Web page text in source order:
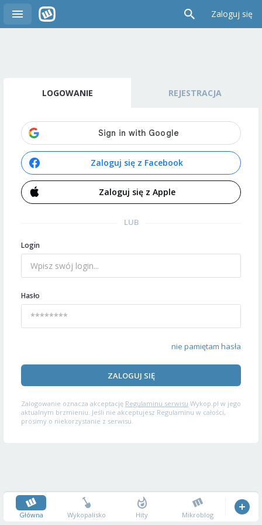
Zaloguj się
LOGOWANIE REJESTRACJA
Zaloguj się z Facebook
Zaloguj się z Apple
LUB
Login
Hasło
nie pamiętam hasła
ZALOGUJ SIĘ
Zalogowanie oznacza akceptację Regulaminu serwisu Wykop.pl w jego
aktualnym brzmieniu. Jeśli nie akceptujesz Regulaminu w całości,
prosimy o niekorzystanie z serwisu.
Główna Wykopalisko Hity Mikroblog